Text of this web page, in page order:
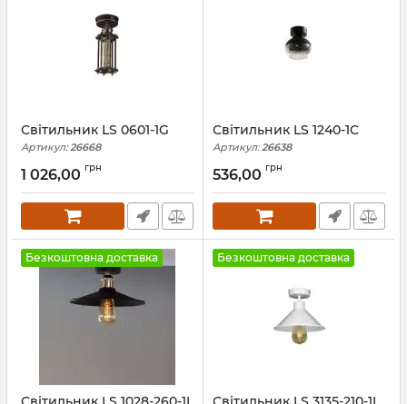
Світильник LS 0601-1G
Артикул:26668
1 026,00 грн
Світильник LS 1240-1C
Артикул:26638
536,00 грн
Безкоштовна доставка Безкоштовна доставка